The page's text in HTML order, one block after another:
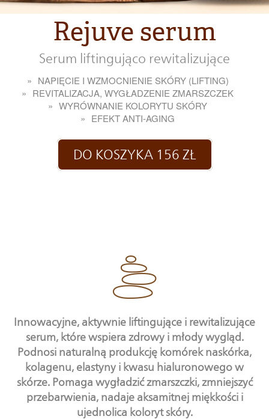
Rejuve serum
Serum liftingująco rewitalizujące
NAPIĘCIE I WZMOCNIENIE SKÓRY (LIFTING)
REVITALIZACJA, WYGŁADZENIE ZMARSZCZEK
WYRÓWNANIE KOLORYTU SKÓRY
EFEKT ANTI-AGING
DO KOSZYKA 156 ZŁ
Innowacyjne, aktywnie liftingujące i rewitalizujące
serum, które wspiera zdrowy i młody wygląd.
Podnosi naturalną produkcję komórek naskórka,
kolagenu, elastyny i kwasu hialuronowego w
skórze. Pomaga wygładzić zmarszczki, zmniejszyć
przebarwienia, nadaje aksamitnej miękkości i
ujednolica koloryt skóry.